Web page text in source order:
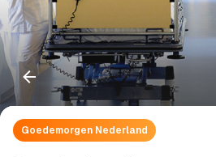
Goedemorgen Nederland